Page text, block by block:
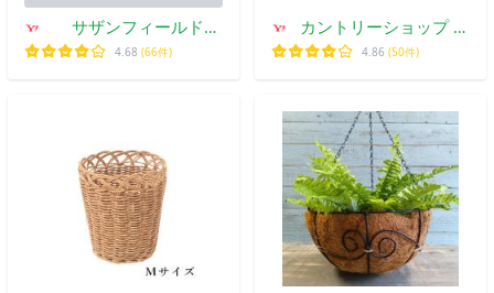
サザンフィールド
gardeningshop
4.68 (66件)
カントリーショップ ジ
ュリアン
4.86 (50件)